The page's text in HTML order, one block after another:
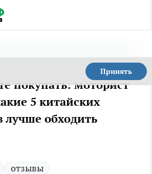
Принять
покупать: моторист
5 китайских
лучше обходить
отзывы